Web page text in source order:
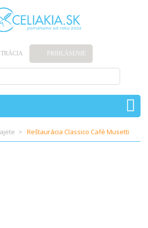
PRIHLÁSENIE
Reštaurácia Classico Café Musetti